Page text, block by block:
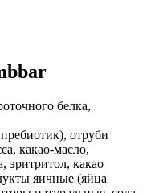
белка,
отруби
какао-масло,
эритритол, какао
яичные (яйца